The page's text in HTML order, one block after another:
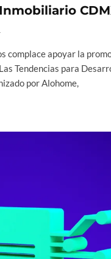
complace apoyar la
Tendencias para
por Alohome,